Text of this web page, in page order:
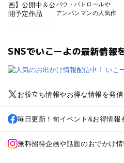
パウ・パトロールや
アンパンマンの人気作
SNSでいこーよの最新情報
お役立ち情報やお得な情報を発信
毎日更新！旬イベント&お得情報
無料招待企画や話題のおでかけ情